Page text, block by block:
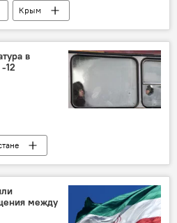
Крым
в
12
Каракалпакстан
между